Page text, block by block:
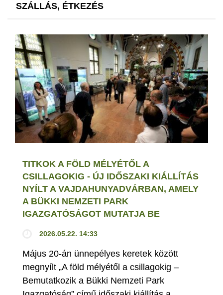
SZÁLLÁS, ÉTKEZÉS
TITKOK A FÖLD MÉLYÉTŐL A
CSILLAGOKIG - ÚJ IDŐSZAKI KIÁLLÍTÁS
NYÍLT A VAJDAHUNYADVÁRBAN, AMELY
A BÜKKI NEMZETI PARK
IGAZGATÓSÁGOT MUTATJA BE
2026.05.22. 14:33
Május 20-án ünnepélyes keretek között
megnyílt „A föld mélyétől a csillagokig –
Bemutatkozik a Bükki Nemzeti Park